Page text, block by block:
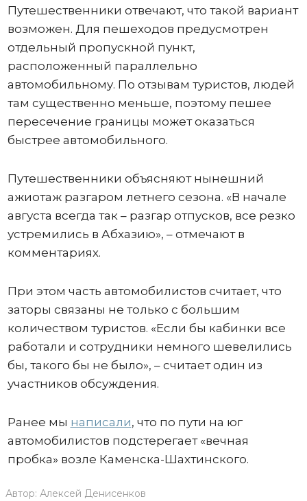
Путешественники отвечают, что такой вариант
возможен. Для пешеходов предусмотрен
отдельный пропускной пункт,
расположенный параллельно
автомобильному. По отзывам туристов, людей
там существенно меньше, поэтому пешее
пересечение границы может оказаться
быстрее автомобильного.
Путешественники объясняют нынешний
ажиотаж разгаром летнего сезона. «В начале
августа всегда так – разгар отпусков, все резко
устремились в Абхазию», – отмечают в
комментариях.
При этом часть автомобилистов считает, что
заторы связаны не только с большим
количеством туристов. «Если бы кабинки все
работали и сотрудники немного шевелились
бы, такого бы не было», – считает один из
участников обсуждения.
Ранее мы написали, что по пути на юг
автомобилистов подстерегает «вечная
пробка» возле Каменска-Шахтинского.
Автор: Алексей Денисенков